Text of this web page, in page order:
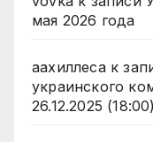
мая 2026 года
аахиллесак
украинского
26.12.2025 (18:00)